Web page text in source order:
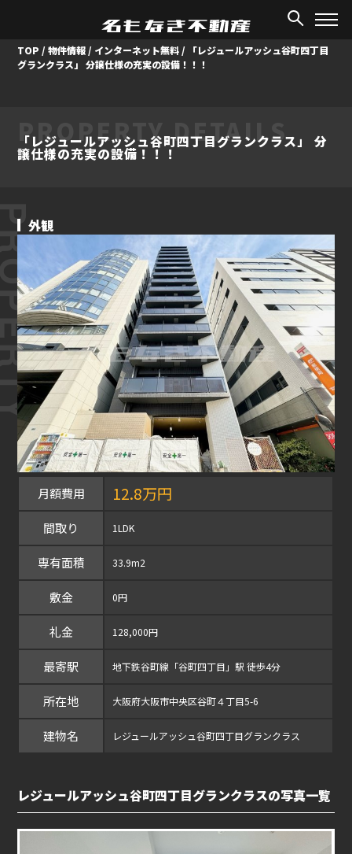
TOP /物件情報 / インターネット無料 /
「レジュールアッシュ谷町四丁目
グランクラス」 分譲仕様の充実の設備！！！
PROPERTY DETAILS
「レジュールアッシュ谷町四丁目グランクラス」 分
譲仕様の充実の設備！！！
外観
月額費用 12.8万円
間取り 1LDK
専有面積 33.9m2
敷金 0円
礼金 128,000円
最寄駅 地下鉄谷町線「谷町四丁目」駅 徒歩4分
所在地 大阪府大阪市中央区谷町４丁目5-6
建物名 レジュールアッシュ谷町四丁目グランクラス
レジュールアッシュ谷町四丁目グランクラスの写真一覧